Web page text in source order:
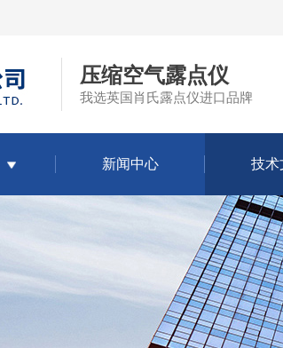
压缩空气露点仪
我选英国肖氏露点仪进口品牌
新闻中心 技术